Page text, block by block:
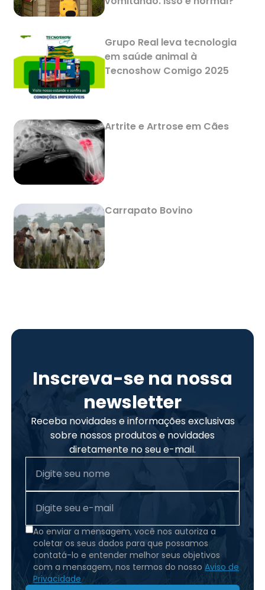
Grupo Real leva tecnologia
em saúde animal à
Tecnoshow Comigo 2025
Artrite e Artrose em Cães
Carrapato Bovino
Inscreva-se na nossa
newsletter
Receba novidades e informações exclusivas
sobre nossos produtos e novidades
diretamente no seu e-mail.
Ao enviar a mensagem, você nos autoriza a
coletar os seus dados para que possamos
contatá-lo e entender melhor seus objetivos
com a mensagem, nos termos do nossoAviso de
Privacidade